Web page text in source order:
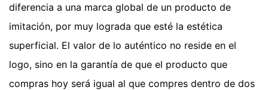
diferencia a una marca global de un producto de
imitación, por muy lograda que esté la estética
superficial. El valor de lo auténtico no reside en el
logo, sino en la garantía de que el producto que
compras hoy será igual al que compres dentro de dos